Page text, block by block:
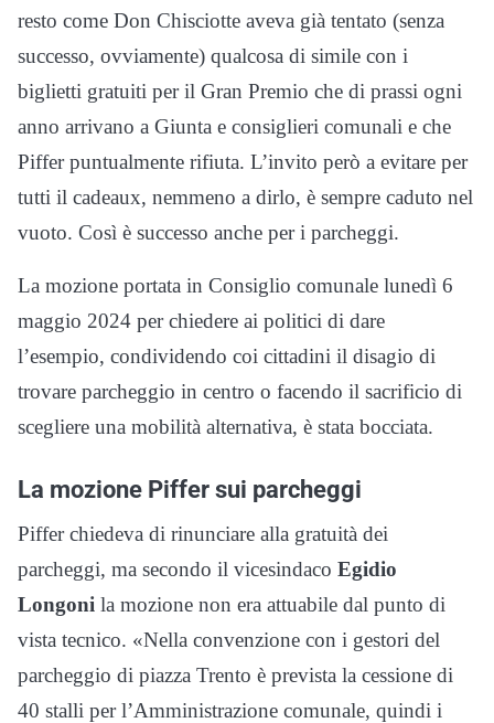
resto come Don Chisciotte aveva già tentato (senza
successo, ovviamente) qualcosa di simile con i
biglietti gratuiti per il Gran Premio che di prassi ogni
anno arrivano a Giunta e consiglieri comunali e che
Piffer puntualmente rifiuta. L’invito però a evitare per
tutti il cadeaux, nemmeno a dirlo, è sempre caduto nel
vuoto. Così è successo anche per i parcheggi.
La mozione portata in Consiglio comunale lunedì 6
maggio 2024 per chiedere ai politici di dare
l’esempio, condividendo coi cittadini il disagio di
trovare parcheggio in centro o facendo il sacrificio di
scegliere una mobilità alternativa, è stata bocciata.
La mozione Piffer sui parcheggi
Piffer chiedeva di rinunciare alla gratuità dei
parcheggi, ma secondo il vicesindaco Egidio
Longoni la mozione non era attuabile dal punto di
vista tecnico. «Nella convenzione con i gestori del
parcheggio di piazza Trento è prevista la cessione di
40 stalli per l’Amministrazione comunale, quindi i